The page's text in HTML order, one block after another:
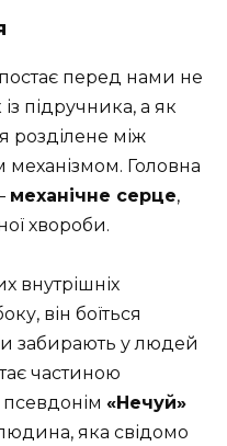
перед нами не
підручника, а як
розділене між
Головна
механічне серце,
хвороби.
внутрішніх
він боїться
забирають у людей
частиною
псевдонім «Нечуй»
яка свідомо